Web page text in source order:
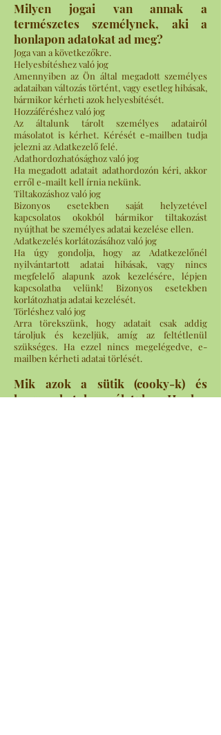
Milyen jogai van annak a
természetes személynek, aki a
honlapon adatokat ad meg?
Joga van a következőkre.
Helyesbítéshez való jog
Amennyiben az Ön által megadott személyes
adataiban változás történt, vagy esetleg hibásak,
bármikor kérheti azok helyesbítését.
Hozzáféréshez való jog
Az általunk tárolt személyes adatairól
másolatot is kérhet. Kérését e-mailben tudja
jelezni az Adatkezelő felé.
Adathordozhatósághoz való jog
Ha megadott adatait adathordozón kéri, akkor
erről e-mailt kell írnia nekünk.
Tiltakozáshoz való jog
Bizonyos esetekben saját helyzetével
kapcsolatos okokból bármikor tiltakozást
nyújthat be személyes adatai kezelése ellen.
Adatkezelés korlátozásához való jog
Ha úgy gondolja, hogy az Adatkezelőnél
nyilvántartott adatai hibásak, vagy nincs
megfelelő alapunk azok kezelésére, lépjen
kapcsolatba velünk! Bizonyos esetekben
korlátozhatja adatai kezelését.
Törléshez való jog
Arra törekszünk, hogy adatait csak addig
tároljuk és kezeljük, amíg az feltétlenül
szükséges. Ha ezzel nincs megelégedve, e-
mailben kérheti adatai törlését.
Mik azok a sütik (cooky-k) és
hogyan hat használatuk a Honlap